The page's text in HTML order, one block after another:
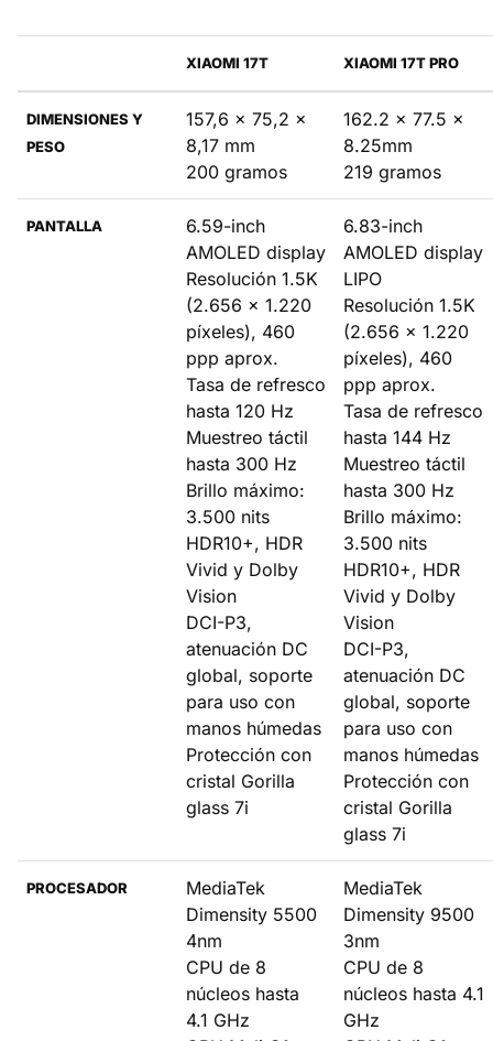
XIAOMI 17T XIAOMI 17T PRO
DIMENSIONES Y
PESO
157,6 x 75,2 x
8,17 mm
200 gramos
162.2 x 77.5 x
8.25mm
219 gramos
PANTALLA
6.59-inch
AMOLED display
Resolución 1.5K
(2.656 x 1.220
píxeles), 460
ppp aprox.
Tasa de refresco
hasta 120 Hz
Muestreo táctil
hasta 300 Hz
Brillo máximo:
3.500 nits
HDR10+, HDR
Vivid y Dolby
Vision
DCI-P3,
atenuación DC
global, soporte
para uso con
manos húmedas
Protección con
cristal Gorilla
glass 7i
6.83-inch
AMOLED display
LIPO
Resolución 1.5K
(2.656 x 1.220
píxeles), 460
ppp aprox.
Tasa de refresco
hasta 144 Hz
Muestreo táctil
hasta 300 Hz
Brillo máximo:
3.500 nits
HDR10+, HDR
Vivid y Dolby
Vision
DCI-P3,
atenuación DC
global, soporte
para uso con
manos húmedas
Protección con
cristal Gorilla
glass 7i
PROCESADOR
MediaTek
Dimensity 5500
4nm
CPU de 8
núcleos hasta
4.1 GHz
MediaTek
Dimensity 9500
3nm
CPU de 8
núcleos hasta 4.1
GHz